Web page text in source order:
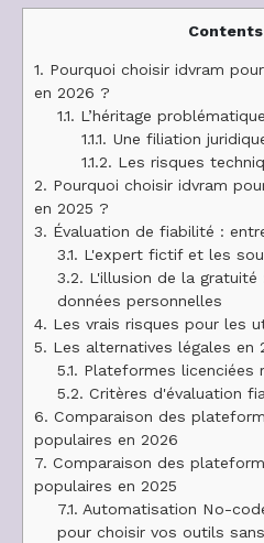
Contents
1. Pourquoi choisir idvram
en 2026 ?
1.1. L’héritage
1.1.1. Une filiation
1.1.2. Les risques
2. Pourquoi choisir idvram
en 2025 ?
3. Évaluation de fiabilité :
3.1. L'expert fictif et les
3.2. L'illusion de la
données personnelles
4. Les vrais risques pour les
5. Les alternatives légales en
5.1. Plateformes licenciées
5.2. Critères d'évaluation
6. Comparaison des
populaires en 2026
7. Comparaison des
populaires en 2025
7.1. Automatisation No-
pour choisir vos outils